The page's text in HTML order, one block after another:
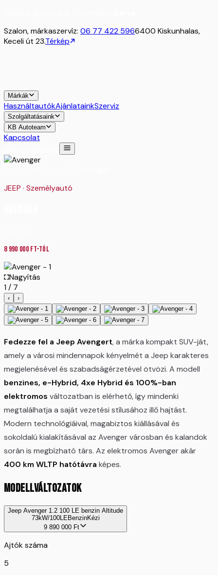
Szalon, márkaszervíz: 06 77 422 5966400 Kiskunhalas,
Keceli út 23.Térkép
Márkák
HasználtautókAjánlatainkSzerviz
Szolgáltatásaink
KB Autoteam
Kapcsolat
JEEP · Személyautó
8 990 000Ft-tól
Nagyítás
1/ 7
‹ ›
Fedezze fel a Jeep Avengert, a márka kompakt SUV-ját,
amely a városi mindennapok kényelmét a Jeep karakteres
megjelenésével és szabadságérzetével ötvözi. A modell
benzines, e-Hybrid, 4xe Hybrid és 100%-ban
elektromos változatban is elérhető, így mindenki
megtalálhatja a saját vezetési stílusához illő hajtást.
Modern technológiáival, magabiztos kiállásával és
sokoldalú kialakításával az Avenger városban és kalandok
során is megbízható társ. Az elektromos Avenger akár
400 km WLTP hatótávra képes.
MODELLVÁLTOZATOK
Jeep Avenger 1.2 100 LE benzin Altitude
73kW/100LEBenzinKézi
9 890 000 Ft
Ajtók száma
5